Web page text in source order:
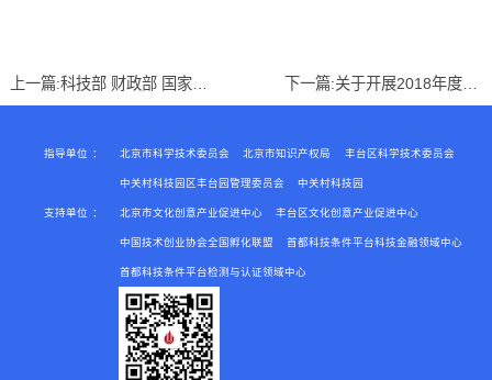
上一篇: 科技部 财政部 国家税务总局关于印发《科技型中小企业评价办法》的通知 下一篇: 关于开展2018年度丰台区中小企业创新 创业示范基地、公共服务平台和“专精特新”企业认定工作的通知
指导单位 ： 北京市科学技术委员会 北京市知识产权局 丰台区科学技术委员会
中关村科技园区丰台园管理委员会 中关村科技园
支持单位 ： 北京市文化创意产业促进中心 丰台区文化创意产业促进中心
中国技术创业协会全国孵化联盟 首都科技条件平台科技金融领域中心
首都科技条件平台检测与认证领域中心